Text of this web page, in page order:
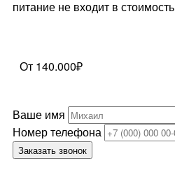
питание не входит в стоимость
От 140.000₽
Ваше имя
Номер телефона
Заказать звонок